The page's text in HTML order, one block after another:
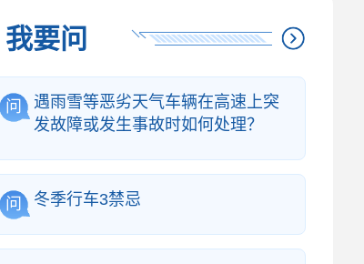
我要问
问
遇雨雪等恶劣天气车辆在高速上突
发故障或发生事故时如何处理？
问 冬季行车3禁忌